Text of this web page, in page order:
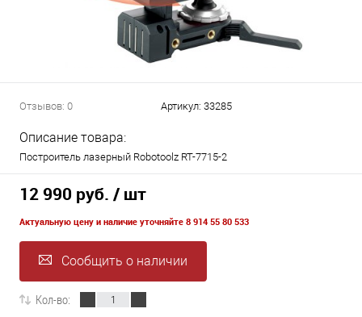
Отзывов: 0 Артикул: 33285
Описание товара:
Построитель лазерный Robotoolz RT-7715-2
12 990 руб. / шт
Актуальную цену и наличие уточняйте 8 914 55 80 533
Сообщить о наличии
Кол-во: